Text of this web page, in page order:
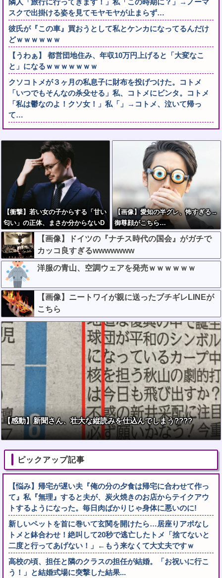
スクで出掛ける姿を見てモヤモヤが止まらず…
彼氏が『この車』買おうとして私とケンカになってるんだけ
どｗｗｗｗｗｗ
【うわぁ】 都営団地住み、年収10万円上げると「大変なこ
と」になるｗｗｗｗｗｗｗ
クソコトメが３ヶ月の私息子に財布を投げつけた。コトメ
「いつでもそんなの杀殳せる」私、コトメにビンタ。コトメ
「私は鬱なのよ！クソ女！」私「」→コトメ、泣いて帰っ
て…
【衝撃】若い女の子からする「甘い
匂い」の正体、まさか分からないD
Tなんておらんよな？よな？w w w
w w w w w w w w
【画像】愛知の半グレ、怖すぎる→
御尊顔がこちら…
【画像】ドイツの『ナチス時代の国会』がガチで
カッコ良すぎるwwwwwww
洋服の青山、空調ウェアを発売ｗｗｗｗｗｗ
【画像】ニートワイが親に送ったブチギレLINEが
こちら
【感動】新聞さん、壮大な縦読みを仕込んでしまう????
ピックアップ記事
【悩み】帰宅が遅い夫『俺の分の夕食は帰宅に合わせて作っ
て』私『無理』すると夫が、炭火焼きのお店からテイクアウ
トするようになった。毎日肉ばかりじゃ身体に悪いのに!
新しいペットを首に巻いて玄関を開けたら…居座りアポなし
トメと鉢合わせ！絶叫して20秒で逃亡したトメ「捨てないと
二度と行ってあげない！」←もう来なくて大丈夫ですｗ
高校の頃、担任と隣のクラスの担任が結婚。「お祝いに行こ
う！」と結婚式場に突撃した結果...